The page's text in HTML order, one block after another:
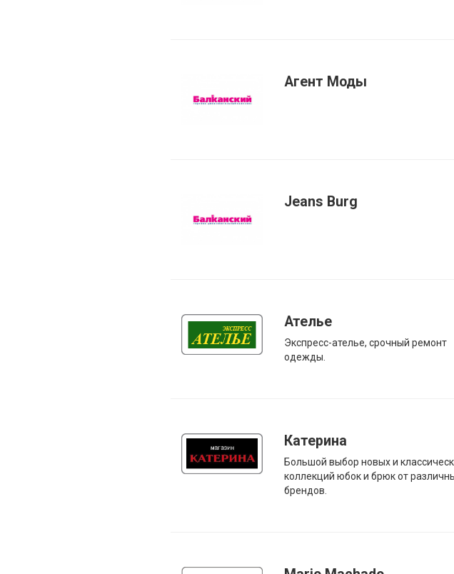
Агент Моды
Jeans Burg
Ателье
Экспресс-ателье, срочный ремонт
одежды.
Катерина
Большой выбор новых и
коллекций юбок и брюк от
брендов.